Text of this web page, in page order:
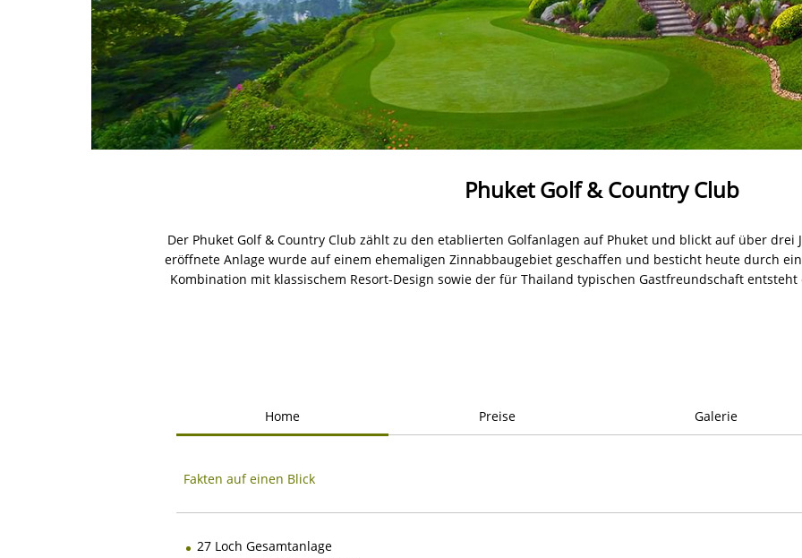
Phuket Golf & Country Club
Der Phuket Golf & Country Club zählt zu den etablierten Golfanlagen auf Phuket und blickt auf über drei
eröffnete Anlage wurde auf einem ehemaligen Zinnabbaugebiet geschaffen und besticht heute durch
Kombination mit klassischem Resort-Design sowie der für Thailand typischen Gastfreundschaft
Home Preise Galerie
Fakten auf einen Blick
27 Loch Gesamtanlage